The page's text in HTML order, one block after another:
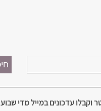
וקבלו עדכונים במייל מדי שבוע